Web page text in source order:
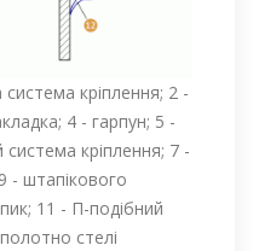
система кріплення; 2 -
4 - гарпун; 5 -
система кріплення; 7 -
- штапікового
11 - П-подібний
стелі